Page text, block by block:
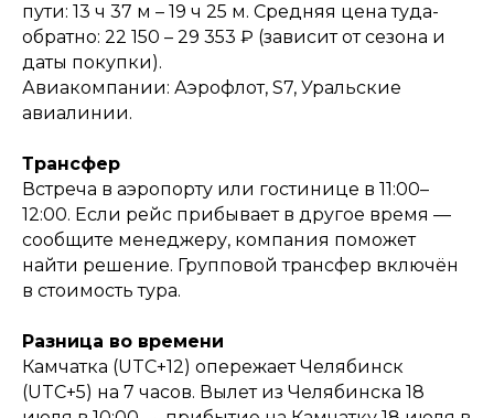
пути: 13 ч 37 м – 19 ч 25 м. Средняя цена туда-
обратно: 22 150 – 29 353 ₽ (зависит от сезона и
даты покупки).
Авиакомпании: Аэрофлот, S7, Уральские
авиалинии.
Трансфер
Встреча в аэропорту или гостинице в 11:00–
12:00. Если рейс прибывает в другое время —
сообщите менеджеру, компания поможет
найти решение. Групповой трансфер включён
в стоимость тура.
Разница во времени
Камчатка (UTC+12) опережает Челябинск
(UTC+5) на 7 часов. Вылет из Челябинска 18